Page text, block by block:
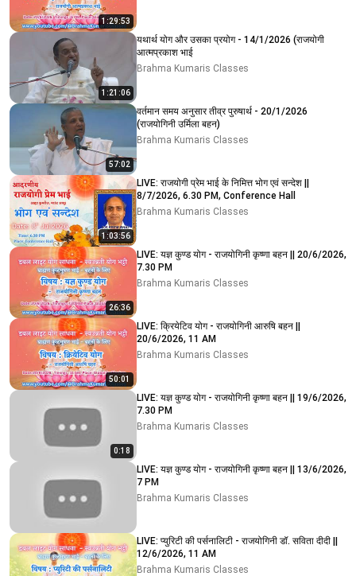
1:29:53
1:21:06
यथार्थ योग और उसका प्रयोग - 14/1/2026 (राजयोगी
आत्मप्रकाश भाई
Brahma Kumaris Classes
57:02
वर्तमान समय अनुसार तीव्र पुरुषार्थ - 20/1/2026
(राजयोगिनी उर्मिला बहन)
Brahma Kumaris Classes
1:03:56
LIVE: राजयोगी प्रेम भाई के निमित्त भोग एवं सन्देश ||
8/7/2026, 6.30 PM, Conference Hall
Brahma Kumaris Classes
26:36
LIVE: यज्ञ कुण्ड योग - राजयोगिनी कृष्णा बहन || 20/6/2026,
7.30 PM
Brahma Kumaris Classes
50:01
LIVE: क्रियेटिव योग - राजयोगिनी आरुषि बहन ||
20/6/2026, 11 AM
Brahma Kumaris Classes
0:18
LIVE: यज्ञ कुण्ड योग - राजयोगिनी कृष्णा बहन || 19/6/2026,
7.30 PM
Brahma Kumaris Classes
LIVE: यज्ञ कुण्ड योग - राजयोगिनी कृष्णा बहन || 13/6/2026,
7 PM
Brahma Kumaris Classes
LIVE: प्युरिटी की पर्सनालिटी - राजयोगिनी डॉ. सविता दीदी ||
12/6/2026, 11 AM
Brahma Kumaris Classes